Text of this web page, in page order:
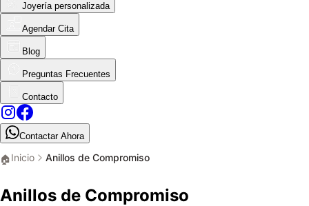
Joyería personalizada
Agendar Cita
Blog
Preguntas Frecuentes
Contacto
Contactar Ahora
🏠Inicio Anillos de Compromiso
Anillos de Compromiso